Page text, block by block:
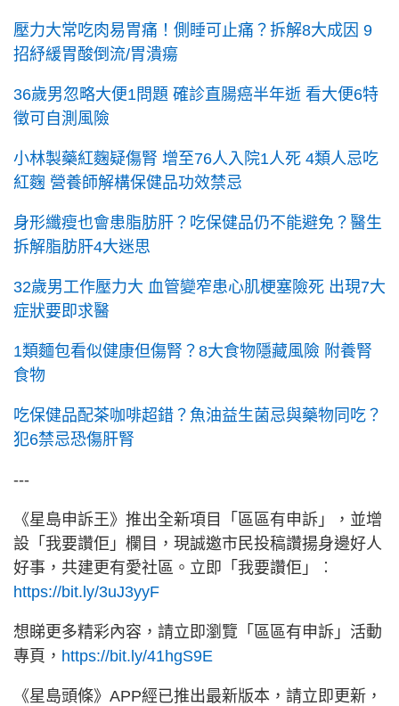
壓力大常吃肉易胃痛！側睡可止痛？拆解8大成因 9
招紓緩胃酸倒流/胃潰瘍
36歲男忽略大便1問題 確診直腸癌半年逝 看大便6特
徵可自測風險
小林製藥紅麴疑傷腎 增至76人入院1人死 4類人忌吃
紅麴 營養師解構保健品功效禁忌
身形纖瘦也會患脂肪肝？吃保健品仍不能避免？醫生
拆解脂肪肝4大迷思
32歲男工作壓力大 血管變窄患心肌梗塞險死 出現7大
症狀要即求醫
1類麵包看似健康但傷腎？8大食物隱藏風險 附養腎
食物
吃保健品配茶咖啡超錯？魚油益生菌忌與藥物同吃？
犯6禁忌恐傷肝腎
---
《星島申訴王》推出全新項目「區區有申訴」，並增
設「我要讚佢」欄目，現誠邀市民投稿讚揚身邊好人
好事，共建更有愛社區。立即「我要讚佢」︰
https://bit.ly/3uJ3yyF
想睇更多精彩內容，請立即瀏覽「區區有申訴」活動
專頁， https://bit.ly/41hgS9E
《星島頭條》APP經已推出最新版本，請立即更新，